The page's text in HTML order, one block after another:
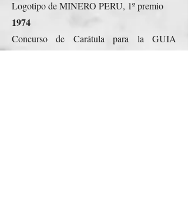
Logotipo de MINERO PERU, 1º premio
1974
Concurso de Carátula para la GUIA